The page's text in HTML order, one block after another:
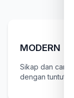
MODERN
Sikap dan cara
dengan